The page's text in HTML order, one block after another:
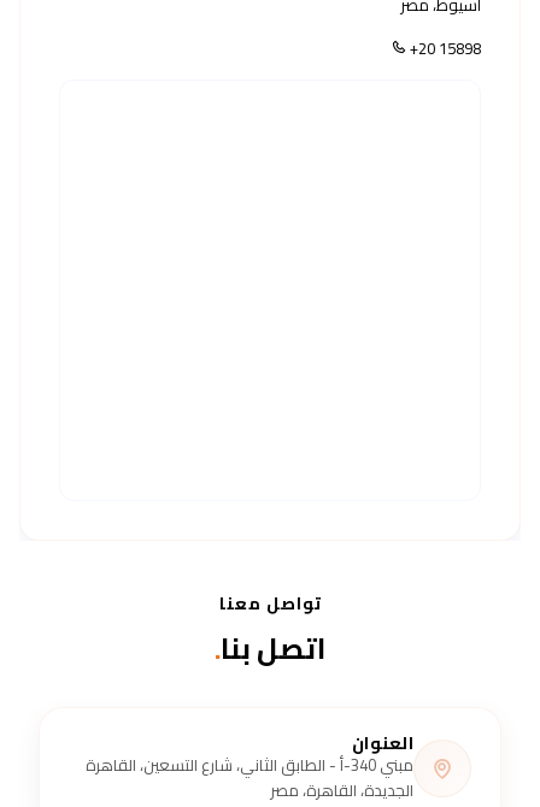
+20 15898
تواصل معنا
اتصل بنا.
العنوان
مبني 340-أ - الطابق الثاني، شارع التسعين، القاهرة
الجديدة، القاهرة، مصر